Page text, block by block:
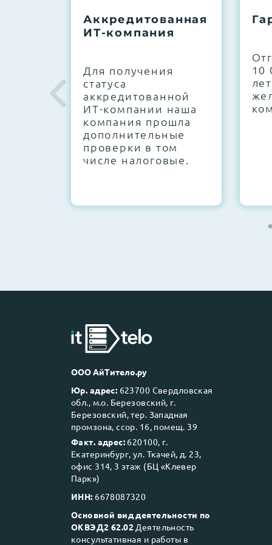
Next Business Day (NBD)
Аккредитованная
ИТ-компания
Для получения
статуса
аккредитованной
ИТ-компании наша
компания прошла
дополнительные
проверки в том
числе налоговые.
10
ООО АйТитело.ру
Юр. адрес: 623700 Свердловская
обл., м.о. Березовский, г.
Березовский, тер. Западная
промзона, ссор. 16, помещ. 39
Факт. адрес: 620100, г.
Екатеринбург, ул. Ткачей, д. 23,
офис 314, 3 этаж (БЦ «Клевер
Парк»)
ИНН: 6678087320
Основной вид деятельности по
ОКВЭД2 62.02 Деятельность
консультативная и работы в